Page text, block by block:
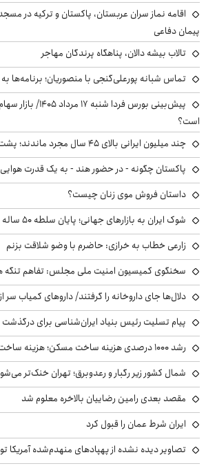
اقامه نماز سران عربستان، پاکستان و ترکیه در
پیمان دفاعی
تالاب بیشه دالان، پناهگاه پرندگان مهاجر
تماس شبانه پورعلی‌گنجی با منصوریان؛ برنامه‌ها
پیش‌بینی بورس فردا
است؟
چند میلیون ایرانی بالای ۴۵ سال مجرد ماندند؛ پشت‌پرده چیست؟
پاکستان چگونه - در حضور هند - به یک قدرت
داستان فروش موی زنان چیست؟
شوک ایران به بازارهای جهانی؛ پایان سلطه ۵۰ ساله دلارهای نفتی
زارعی خطاب به خرازی: حاضرم با وضو شلاقت بزنم
سخنگوی کمیسیون امنیت ملی مجلس: تفاهم تنگه
دلال‌ها جای داروخانه را گرفتند/ داروهای کمیاب سر از
پیام تسلیت رئیس بنیاد ایران‌شناسی برای درگذشت
رشد ۱۰۰۰ درصدی هزینه ساخت مسکن؛ هزینه ساخت هر متر خانه چقدر است؟
شمال کشور زیر رگبار و رعدوبرق؛ تهران خنک‌تر
مقصد بعدی رامین رضاییان بالاخره معلوم شد
ایران شرط عمان را قبول کرد
تصاویر دیده نشده از پهپادهای منهدم‌شده آمریکا